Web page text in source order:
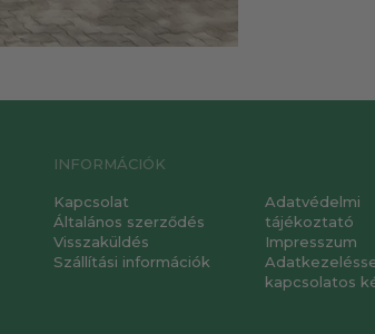
INFORMÁCIÓK
Kapcsolat
Általános szerződés
Visszaküldés
Szállítási információk
Adatvédelmi
tájékoztató
Impresszum
kapcsolatos